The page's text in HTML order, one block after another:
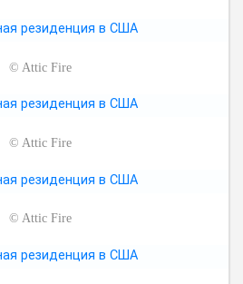
© Attic Fire
© Attic Fire
© Attic Fire